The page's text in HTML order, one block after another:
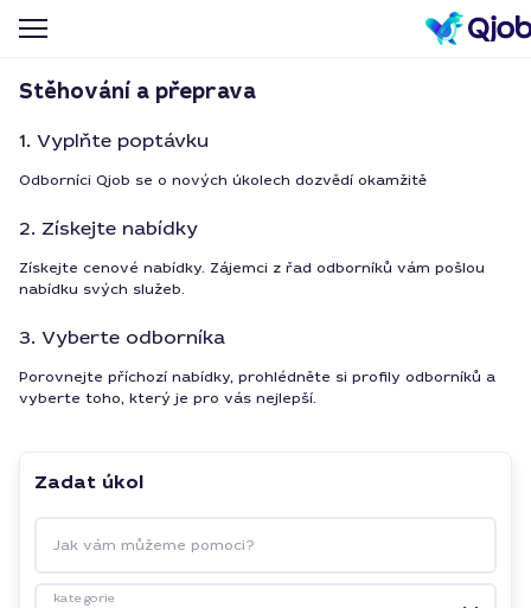
Stěhování a přeprava
1. Vyplňte poptávku
Odborníci Qjob se o nových úkolech dozvědí okamžitě
2. Získejte nabídky
Získejte cenové nabídky. Zájemci z řad odborníků vám pošlou
nabídku svých služeb.
3. Vyberte odborníka
Porovnejte příchozí nabídky, prohlédněte si profily odborníků a
vyberte toho, který je pro vás nejlepší.
Zadat úkol
Jak vám můžeme pomoci?
kategorie